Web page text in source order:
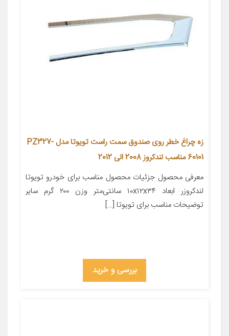
زه چراغ خطر روی صندوق سمت راست تویوتا مدل PZ327-
60101 مناسب لندکروز 2008 الی 2012
معرفی محصول جزئیات محصول مناسب برای خودرو تویوتا
لندکروزر ابعاد ۱۰x۱۲x۳۴ سانتی‌متر وزن ۲۰۰ گرم سایر
توضیحات مناسب برای تویوتا […]
بررسی و خرید